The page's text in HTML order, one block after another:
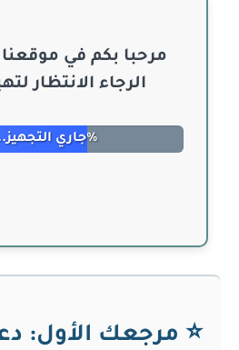
مرحبا بكم في
الرجاء الانتظار
جاري التجهيز... 40%
⭐ مرجعك الأول: